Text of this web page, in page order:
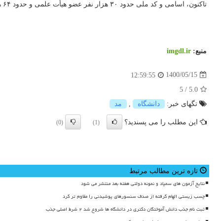
تاکنون، اسامی و کد ملی حدود ۳۰ هزار نفر عضو هیأت علمی و حدود ۶۴ هزار نفر از کارکنان و کارشناسان اداری دانشگاه ها برای واکسیناسیون ارسال شده است.
منبع: imgdl.ir
1400/05/15
12:59:55
5.0
/
5
تگهای خبر:
دانشگاه , مد
این مطلب را می پسندید؟ (1)
(0)
تازه ترین مطالب مرتبط
نتایج آزمون های سمپاد و نمونه دولتی هفته بعد منتشر می شود
چسب زیستی الهام گرفته از صدف سنسورهای پوشیدنی را مقاوم تر کرد
ثبت نام جذب دانش آموختگان دکتری در دانشگاه ها شروع شد ۲ شرط اصلی جذب